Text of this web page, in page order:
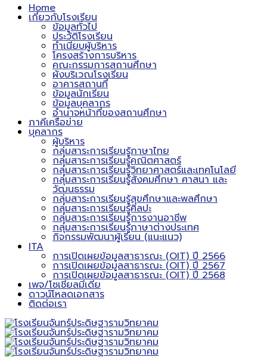
Home
เกี่ยวกับโรงเรียน
ข้อมูลทั่วไป
ประวัติโรงเรียน
ทำเนียบผู้บริหาร
โครงสร้างการบริหาร
คณะกรรมการสถานศึกษา
ผังบริเวณโรงเรียน
อาคารสถานที่
ข้อมูลนักเรียน
ข้อมูลบุคลากร
อำนาจหน้าที่ของสถานศึกษา
ภาคีเครือข่าย
บุคลากร
ผู้บริหาร
กลุ่มสาระการเรียนรู้ภาษาไทย
กลุ่มสาระการเรียนรู้คณิตศาสตร์
กลุ่มสาระการเรียนรู้วิทยาศาสตร์และเทคโนโลยี
กลุ่มสาระการเรียนรู้สังคมศึกษา ศาสนา และ
วัฒนธรรม
กลุ่มสาระการเรียนรู้สุขศึกษาและพลศึกษา
กลุ่มสาระการเรียนรู้ศิลปะ
กลุ่มสาระการเรียนรู้การงานอาชีพ
กลุ่มสาระการเรียนรู้ภาษาต่างประเทศ
กิจกรรมพัฒนาผู้เรียน (แนะแนว)
ITA
การเปิดเผยข้อมูลสาธารณะ (OIT) ปี 2566
การเปิดเผยข้อมูลสาธารณะ (OIT) ปี 2567
การเปิดเผยข้อมูลสาธารณะ (OIT) ปี 2568
เพจ/โซเชียลมีเดีย
ดาวน์โหลดเอกสาร
ติดต่อเรา